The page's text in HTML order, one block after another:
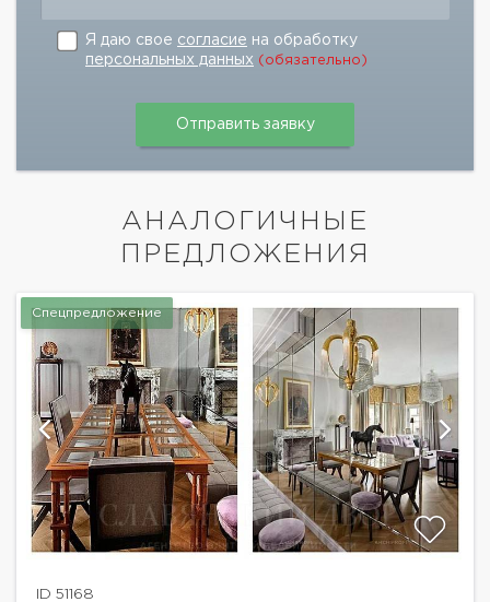
Я даю свое согласие на обработку
персональных данных (обязательно)
АНАЛОГИЧНЫЕ
ПРЕДЛОЖЕНИЯ
Спецпредложение
ID 51168